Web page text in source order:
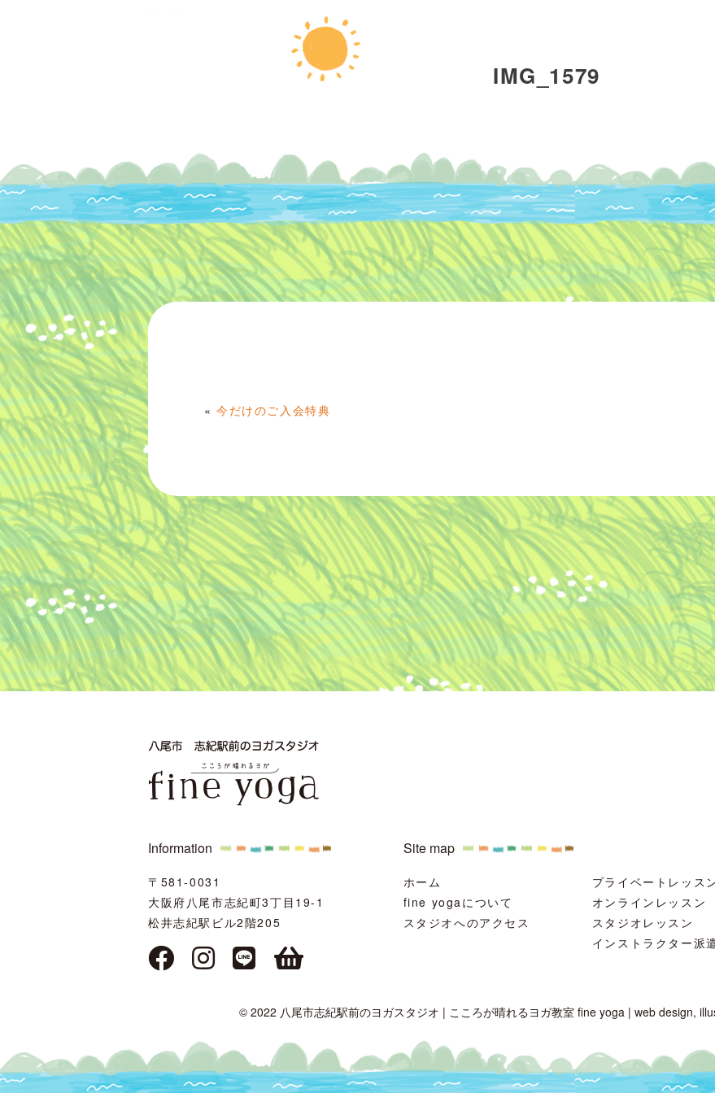
レッスンについて インストラクター
IMG_1579
« 今だけのご入会特典
Information
〒581-0031
大阪府八尾市志紀町3丁目19-1
松井志紀駅ビル2階205
Site map
ホーム
fine yogaについて
スタジオへのアクセス
プライベートレッス
オンラインレッスン
スタジオレッスン
インストラクター派
© 2022 八尾市志紀駅前のヨガスタジオ | こころが晴れるヨガ教室 fine yoga | web design,